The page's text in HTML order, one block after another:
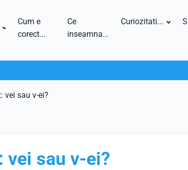
Cum e
corect...
Ce
inseamna...
Curiozitati...
vei sau v-ei?
vei sau v-ei?